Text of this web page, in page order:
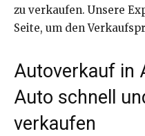
zu verkaufen. Unsere
Seite, um den
Autoverkauf in
Auto schnell
verkaufen